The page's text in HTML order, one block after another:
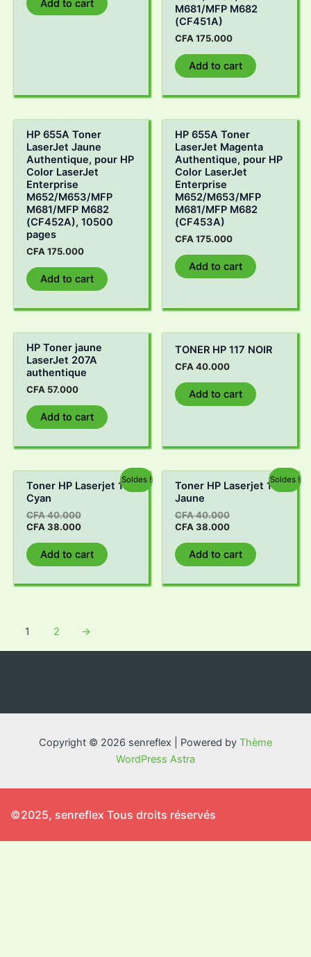
Add to cart
M681/MFP M682
(CF451A)
CFA175.000
Add to cart
HP 655A Toner
LaserJet Jaune
Authentique, pour HP
Color LaserJet
Enterprise
M652/M653/MFP
M681/MFP M682
(CF452A), 10500
pages
CFA175.000
Add to cart
HP 655A Toner
LaserJet Magenta
Authentique, pour HP
Color LaserJet
Enterprise
M652/M653/MFP
M681/MFP M682
(CF453A)
CFA175.000
Add to cart
HP Toner jaune
LaserJet 207A
authentique
CFA57.000
Add to cart
TONER HP 117 NOIR
CFA40.000
Add to cart
Soldes !
Toner HP Laserjet 117
Cyan
CFA40.000
CFA38.000
Add to cart
Soldes !
Toner HP Laserjet 117
Jaune
CFA40.000
CFA38.000
Add to cart
1 2 →
Copyright © 2026 senreflex | Powered by Thème
WordPress Astra
©2025, senreflex Tous droits réservés